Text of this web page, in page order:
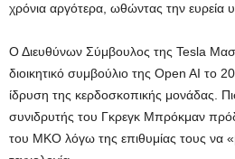
χρόνια αργότερα, ωθώντας την ευρεία
Ο Διευθύνων Σύμβουλος της Tesla
διοικητικό συμβούλιο της Open AI το
ίδρυση της κερδοσκοπικής μονάδας.
συνιδρυτής του Γκρεγκ Μπρόκμαν
του ΜΚΟ λόγω της επιθυμίας τους να